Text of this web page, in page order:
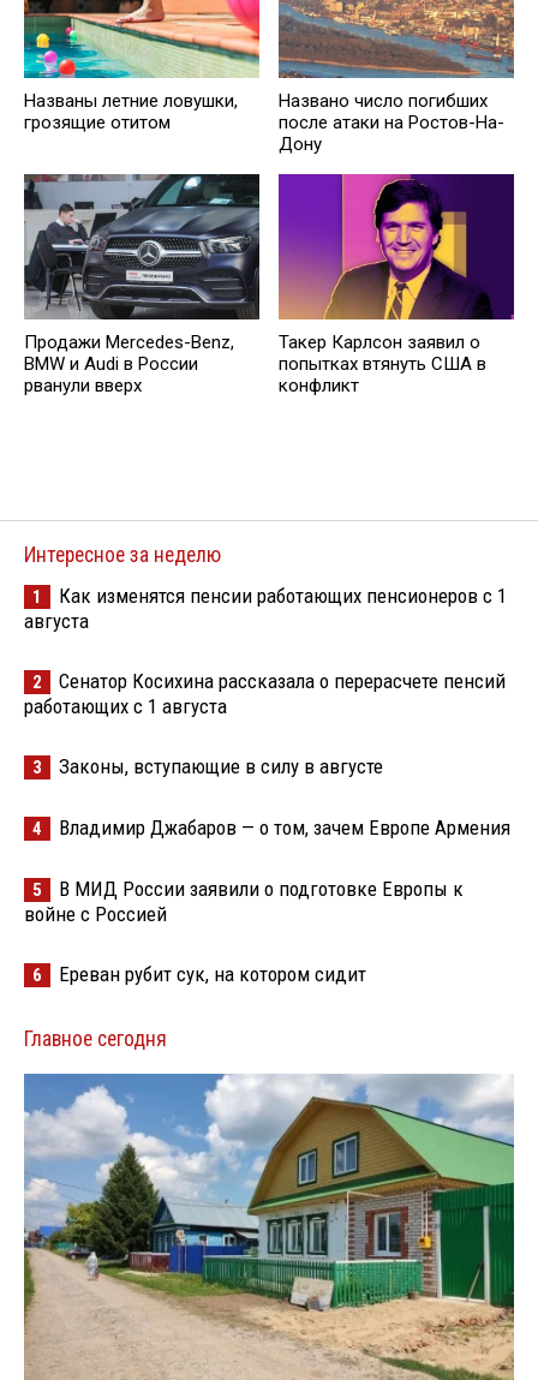
Названы летние ловушки,
грозящие отитом
Названо число погибших
после атаки на Ростов-На-
Дону
Продажи Mercedes-Benz,
BMW и Audi в России
рванули вверх
Такер Карлсон заявил о
попытках втянуть США в
конфликт
Интересное за неделю
1
Как изменятся пенсии работающих пенсионеров с 1
августа
2
Сенатор Косихина рассказала о перерасчете пенсий
работающих с 1 августа
3 Законы, вступающие в силу в августе
4 Владимир Джабаров — о том, зачем Европе Армения
5
В МИД России заявили о подготовке Европы к
войне с Россией
6 Ереван рубит сук, на котором сидит
Главное сегодня